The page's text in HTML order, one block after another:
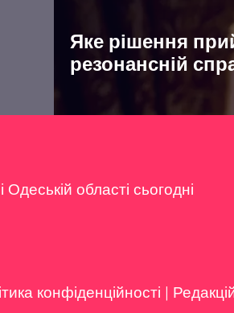
Яке рішення
резонансній
області сьогодні
конфіденційності |